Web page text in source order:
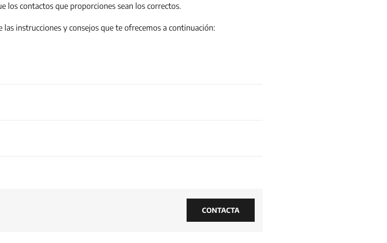
los contactos que proporciones sean los correctos.
instrucciones y consejos que te ofrecemos a continuación:
CONTACTA